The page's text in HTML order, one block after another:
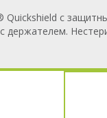
Quickshield с
держателем.